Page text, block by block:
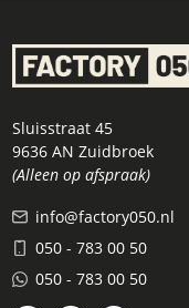
Sluisstraat 45
9636 AN Zuidbroek
(Alleen op afspraak)
info@factory050.nl
050 - 783 00 50
050 - 783 00 50